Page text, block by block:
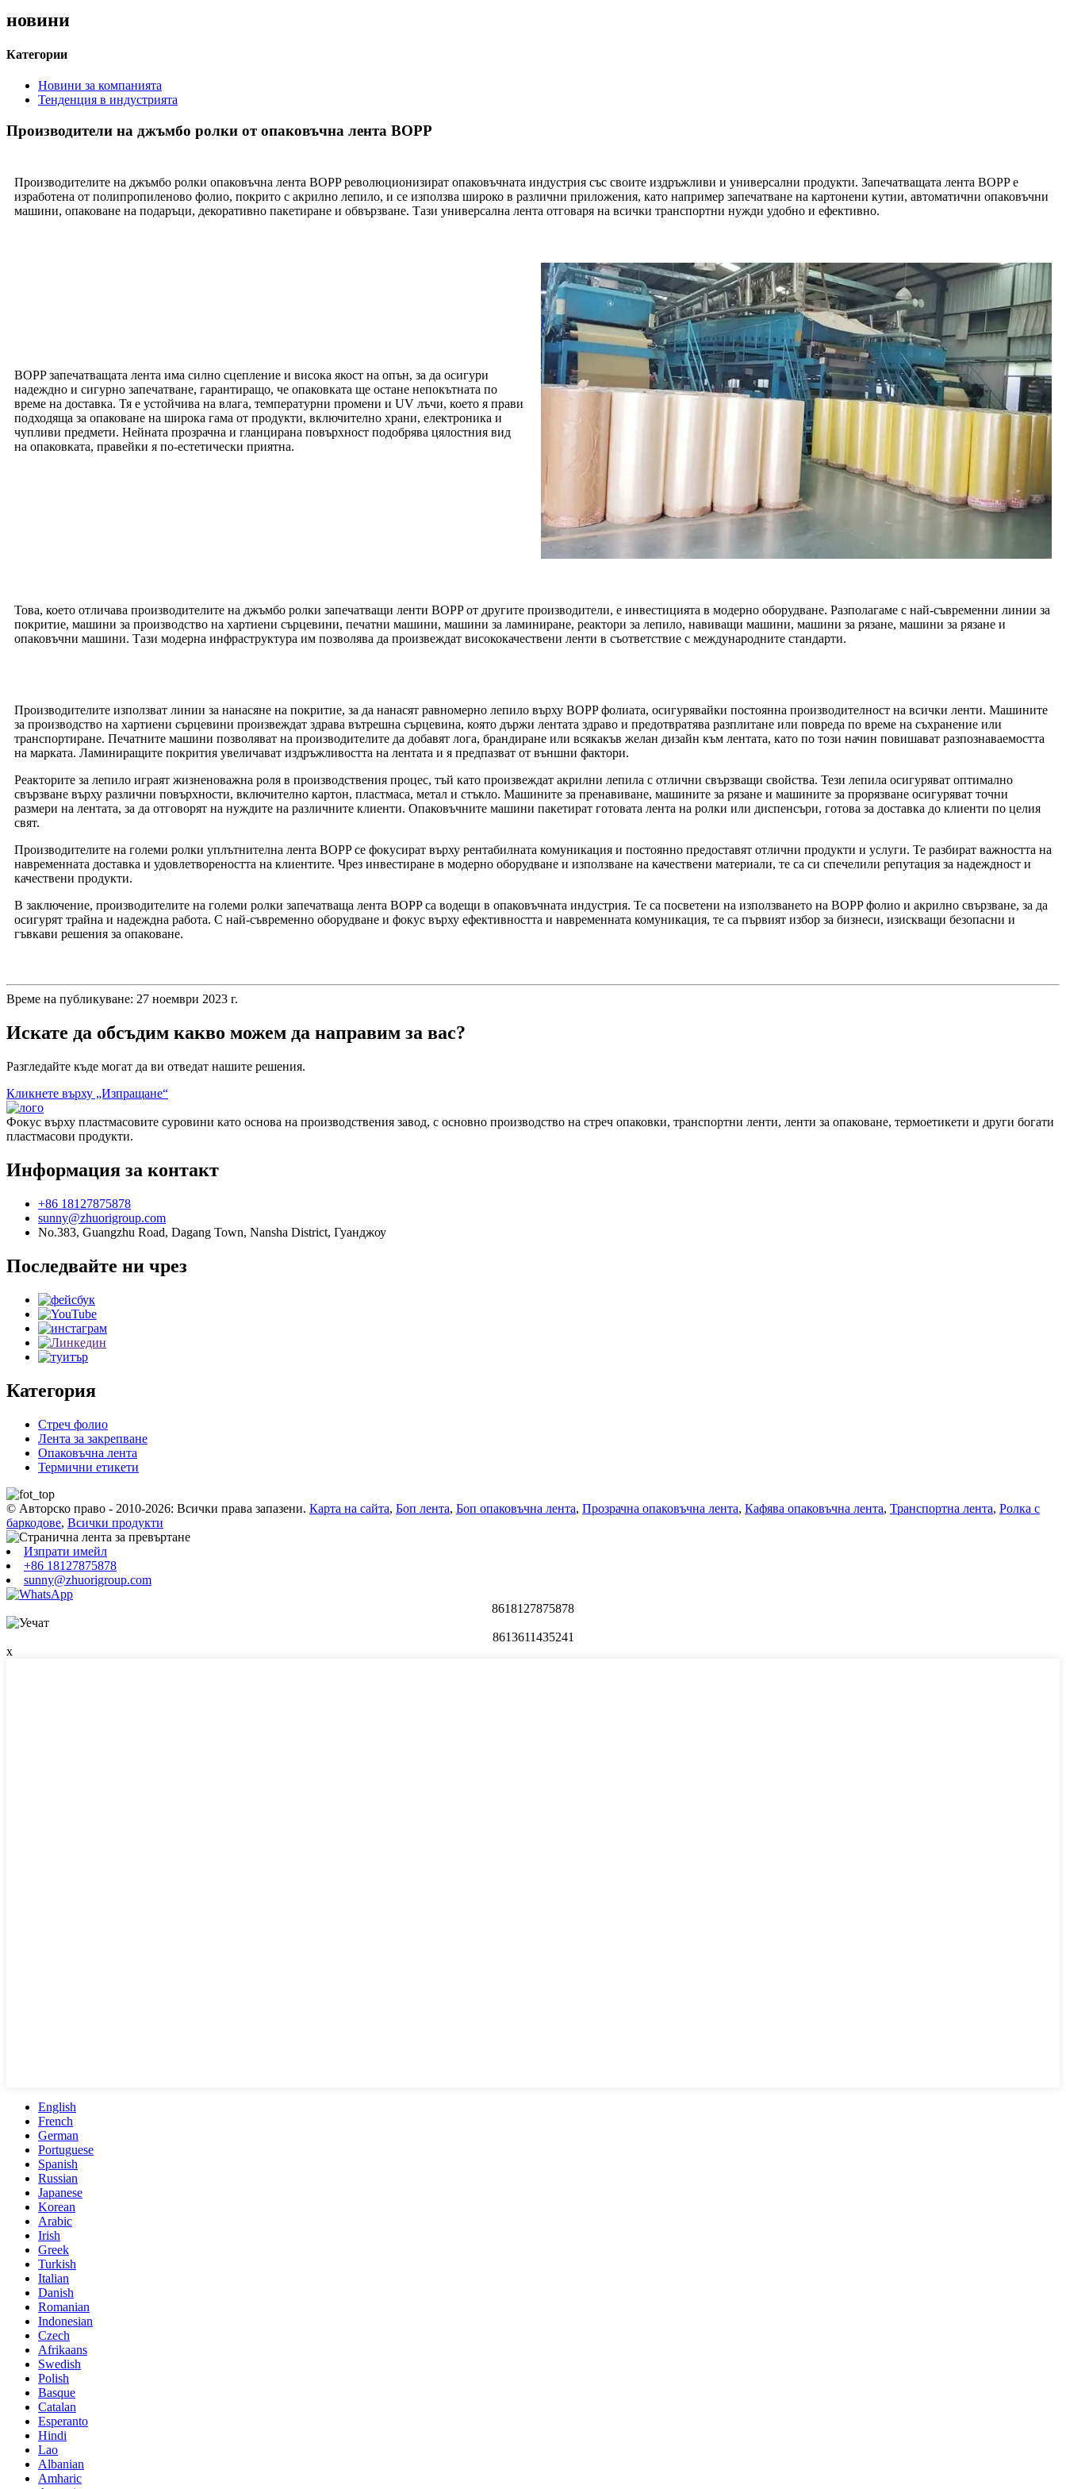
новини
Категории
Новини за компанията
Тенденция в индустрията
Производители на джъмбо ролки от опаковъчна лента BOPP
Производителите на джъмбо ролки опаковъчна лента BOPP революционизират опаковъчната индустрия със своите издръжливи и универсални продукти. Запечатващата лента BOPP е
изработена от полипропиленово фолио, покрито с акрилно лепило, и се използва широко в различни приложения, като например запечатване на картонени кутии, автоматични опаковъчни
машини, опаковане на подаръци, декоративно пакетиране и обвързване. Тази универсална лента отговаря на всички транспортни нужди удобно и ефективно.
BOPP запечатващата лента има силно сцепление и висока якост на опън, за да осигури
надеждно и сигурно запечатване, гарантиращо, че опаковката ще остане непокътната по
време на доставка. Тя е устойчива на влага, температурни промени и UV лъчи, което я прави
подходяща за опаковане на широка гама от продукти, включително храни, електроника и
чупливи предмети. Нейната прозрачна и гланцирана повърхност подобрява цялостния вид
на опаковката, правейки я по-естетически приятна.
Това, което отличава производителите на джъмбо ролки запечатващи ленти BOPP от другите производители, е инвестицията в модерно оборудване. Разполагаме с най-съвременни линии за
покритие, машини за производство на хартиени сърцевини, печатни машини, машини за ламиниране, реактори за лепило, навиващи машини, машини за рязане, машини за рязане и
опаковъчни машини. Тази модерна инфраструктура им позволява да произвеждат висококачествени ленти в съответствие с международните стандарти.
Производителите използват линии за нанасяне на покритие, за да нанасят равномерно лепило върху BOPP фолиата, осигурявайки постоянна производителност на всички ленти. Машините
за производство на хартиени сърцевини произвеждат здрава вътрешна сърцевина, която държи лентата здраво и предотвратява разплитане или повреда по време на съхранение или
транспортиране. Печатните машини позволяват на производителите да добавят лога, брандиране или всякакъв желан дизайн към лентата, като по този начин повишават разпознаваемостта
на марката. Ламиниращите покрития увеличават издръжливостта на лентата и я предпазват от външни фактори.
Реакторите за лепило играят жизненоважна роля в производствения процес, тъй като произвеждат акрилни лепила с отлични свързващи свойства. Тези лепила осигуряват оптимално
свързване върху различни повърхности, включително картон, пластмаса, метал и стъкло. Машините за пренавиване, машините за рязане и машините за прорязване осигуряват точни
размери на лентата, за да отговорят на нуждите на различните клиенти. Опаковъчните машини пакетират готовата лента на ролки или диспенсъри, готова за доставка до клиенти по целия
свят.
Производителите на големи ролки уплътнителна лента BOPP се фокусират върху рентабилната комуникация и постоянно предоставят отлични продукти и услуги. Те разбират важността на
навременната доставка и удовлетвореността на клиентите. Чрез инвестиране в модерно оборудване и използване на качествени материали, те са си спечелили репутация за надеждност и
качествени продукти.
В заключение, производителите на големи ролки запечатваща лента BOPP са водещи в опаковъчната индустрия. Те са посветени на използването на BOPP фолио и акрилно свързване, за да
осигурят трайна и надеждна работа. С най-съвременно оборудване и фокус върху ефективността и навременната комуникация, те са първият избор за бизнеси, изискващи безопасни и
гъвкави решения за опаковане.
Време на публикуване: 27 ноември 2023 г.
Искате да обсъдим какво можем да направим за вас?
Разгледайте къде могат да ви отведат нашите решения.
Кликнете върху „Изпращане“
Фокус върху пластмасовите суровини като основа на производствения завод, с основно производство на стреч опаковки, транспортни ленти, ленти за опаковане, термоетикети и други богати
пластмасови продукти.
Информация за контакт
+86 18127875878
sunny@zhuorigroup.com
No.383, Guangzhu Road, Dagang Town, Nansha District, Гуанджоу
Последвайте ни чрез
Категория
Стреч фолио
Лента за закрепване
Опаковъчна лента
Термични етикети
© Авторско право - 2010-2026: Всички права запазени. Карта на сайта, Боп лента, Боп опаковъчна лента, Прозрачна опаковъчна лента, Кафява опаковъчна лента, Транспортна лента, Ролка с
баркодове, Всички продукти
Изпрати имейл
+86 18127875878
sunny@zhuorigroup.com
8618127875878
8613611435241
x
English
French
German
Portuguese
Spanish
Russian
Japanese
Korean
Arabic
Irish
Greek
Turkish
Italian
Danish
Romanian
Indonesian
Czech
Afrikaans
Swedish
Polish
Basque
Catalan
Esperanto
Hindi
Lao
Albanian
Amharic